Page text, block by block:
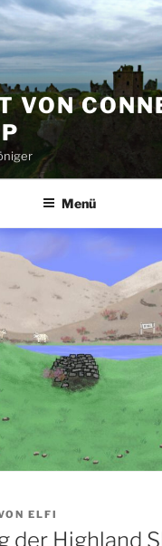
VON
Menü
ELFI
der Highland